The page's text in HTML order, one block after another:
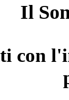
Il
con